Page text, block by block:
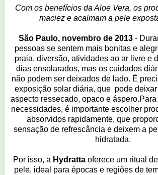
Com os benefícios da Aloe Vera, os
maciez e acalmam a pele
São Paulo, novembro de 2013-
pessoas se sentem mais bonitas e
praia, diversão, atividades ao ar livre e
dias ensolarados, mas os cuidados
não podem ser deixados de lado. É
exposição solar diária, que pode
aspecto ressecado, opaco e áspero.
necessidades, é importante escolher
absorvidos rapidamente, que
sensação de refrescância e deixem a
hidratada.
Por isso, a Hydratta oferece um ritual
pele, ideal para épocas e regiões de